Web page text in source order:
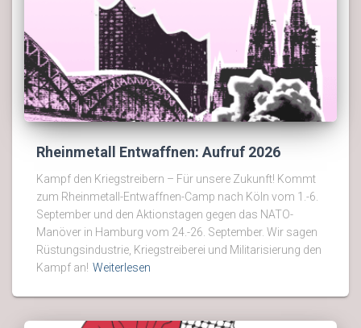
Rheinmetall Entwaffnen: Aufruf 2026
Kampf den Kriegstreibern – Für unsere Zukunft! Kommt
zum Rheinmetall-Entwaffnen-Camp nach Köln vom 1.-6.
September und den Aktionstagen gegen das NATO-
Manöver in Hamburg vom 24.-26. September. Wir sagen
Rüstungsindustrie, Kriegstreiberei und Militarisierung den
Kampf an! Weiterlesen